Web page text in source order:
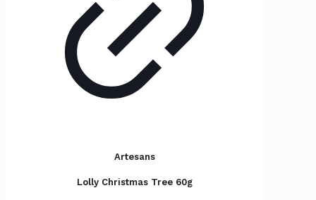
Artesans
Lolly Christmas Tree 60g